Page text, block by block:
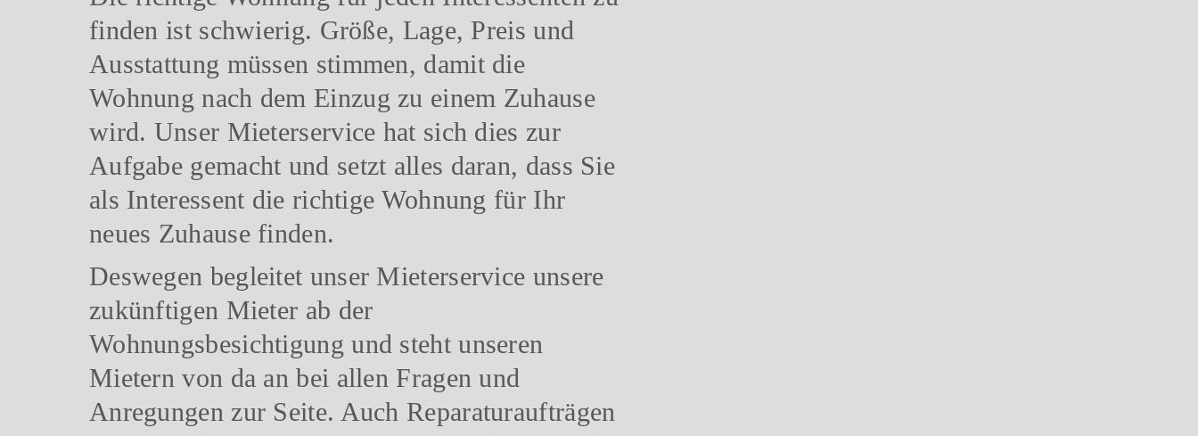
finden ist schwierig. Größe, Lage, Preis und
Ausstattung müssen stimmen, damit die
Wohnung nach dem Einzug zu einem Zuhause
wird. Unser Mieterservice hat sich dies zur
Aufgabe gemacht und setzt alles daran, dass Sie
als Interessent die richtige Wohnung für Ihr
neues Zuhause finden.
Deswegen begleitet unser Mieterservice unsere
zukünftigen Mieter ab der
Wohnungsbesichtigung und steht unseren
Mietern von da an bei allen Fragen und
Anregungen zur Seite. Auch Reparaturaufträgen